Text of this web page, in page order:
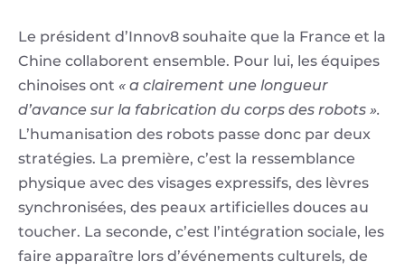
Le président d’Innov8 souhaite que la France et la
Chine collaborent ensemble. Pour lui, les équipes
chinoises ont « a clairement une longueur
d’avance sur la fabrication du corps des robots ».
L’humanisation des robots passe donc par deux
stratégies. La première, c’est la ressemblance
physique avec des visages expressifs, des lèvres
synchronisées, des peaux artificielles douces au
toucher. La seconde, c’est l’intégration sociale, les
faire apparaître lors d’événements culturels, de